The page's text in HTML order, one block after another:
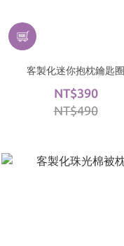
客製化迷你抱枕鑰匙圈
NT$390
NT$490